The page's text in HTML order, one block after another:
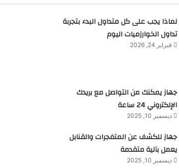
لماذا يجب على كل متداول البدء بتجربة
تداول الخوارزميات اليوم
فبراير 24, 2026
جهاز يمكنك من التواصل مع بريدك
الإلكتروني 24 ساعة
ديسمبر 10, 2025
جهاز للكشف عن المتفجرات والقنابل
يعمل بآلية متقدمة
ديسمبر 10, 2025